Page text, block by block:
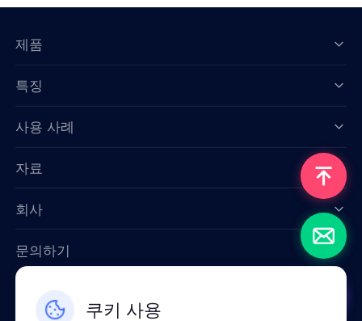
쿠키 사용
제품
특징
사용 사례
자료
회사
문의하기